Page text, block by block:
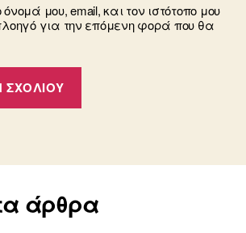
μου, email, και τον ιστότοπο μου
για την επόμενη φορά που θα
άρθρα